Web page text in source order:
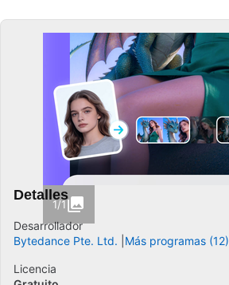
1/1
Detalles
Desarrollador
Bytedance Pte. Ltd.
Más programas (12)
Licencia